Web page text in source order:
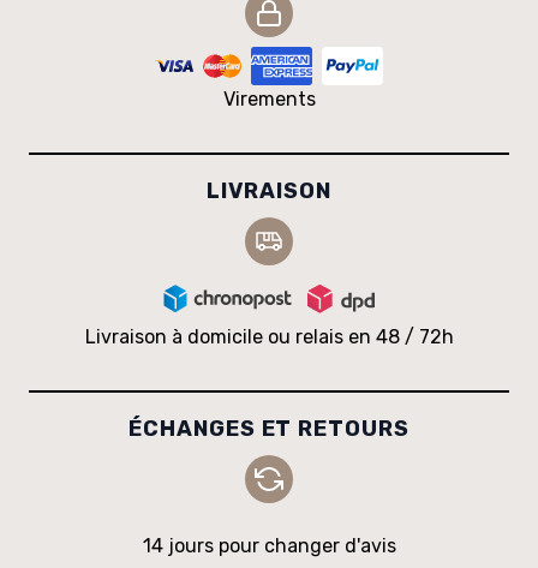
Virements
LIVRAISON
Livraison à domicile ou relais en 48 / 72h
ÉCHANGES ET RETOURS
14 jours pour changer d'avis